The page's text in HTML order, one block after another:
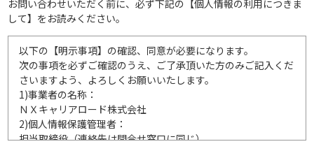
お問い合わせいただく前に、必ず下記の【個人情報の利用につきま
して】をお読みください。
以下の【明示事項】の確認、同意が必要になります。
次の事項を必ずご確認のうえ、ご了承頂いた方のみご記入くだ
さいますよう、よろしくお願いいたします。
1)事業者の名称：
ＮＸキャリアロード株式会社
2)個人情報保護管理者：
担当取締役（連絡先は問合せ窓口に同じ）